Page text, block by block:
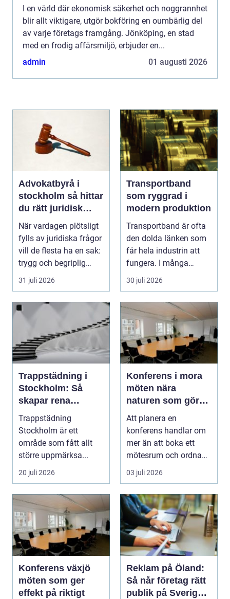
I en värld där ekonomisk säkerhet och noggrannhet
blir allt viktigare, utgör bokföring en oumbärlig del
av varje företags framgång. Jönköping, en stad
med en frodig affärsmiljö, erbjuder en...
admin
01 augusti 2026
Advokatbyrå i
stockholm så hittar
du rätt juridisk
hjälp
När vardagen plötsligt
fylls av juridiska frågor
vill de flesta ha en sak:
trygg och begriplig
hjälp...
31 juli 2026
Transportband
som ryggrad i
modern produktion
Transportband är ofta
den dolda länken som
får hela industrin att
fungera. I många
fabriker, termina...
30 juli 2026
Trappstädning i
Stockholm: Så
skapar rena
trapphus tryggare
boendemiljöer
Trappstädning
Stockholm är ett
område som fått allt
större uppmärksa...
20 juli 2026
Konferens i mora
möten nära
naturen som gör
skillnad
Att planera en
konferens handlar om
mer än att boka ett
mötesrum och ordna
fika. För många företag
03 juli 2026
Konferens växjö
möten som ger
effekt på riktigt
Reklam på Öland:
Så når företag rätt
publik på Sveriges